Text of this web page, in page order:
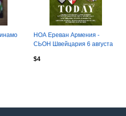
НОА Ереван Армения -
СЬОН Швейцария 6 августа
$4